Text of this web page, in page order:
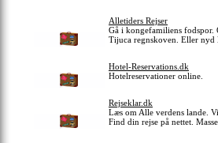
Alletiders Rejser
Gå i kongefamiliens fodspor.
Tijuca regnskoven. Eller nyd
Hotel-Reservations.dk
Hotelreservationer online.
Rejseklar.dk
Læs om Alle verdens lande.
Find din rejse på nettet.